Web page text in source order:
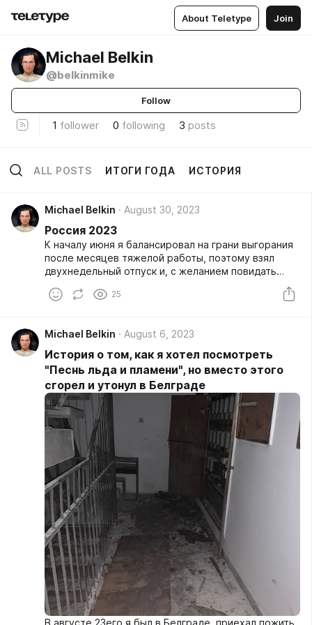
About Teletype Join
Michael Belkin
@belkinmike
Follow
1 follower 0 following 3 posts
ALL POSTS ИТОГИ ГОДА ИСТОРИЯ
Michael Belkin August 30, 2023
Россия 2023
К началу июня я балансировал на грани выгорания
после месяцев тяжелой работы, поэтому взял
двухнедельный отпуск и, с желанием повидать
друзей и семью и необходимостью притормозить
и обдумать, что делать дальше, отправился в
в эмиграции.
25
Michael Belkin August 6, 2023
История о том, как я хотел посмотреть
"Песнь льда и пламени", но вместо этого
сгорел и утонул в Белграде
В августе 23его я был в Белграде, приехал пожить